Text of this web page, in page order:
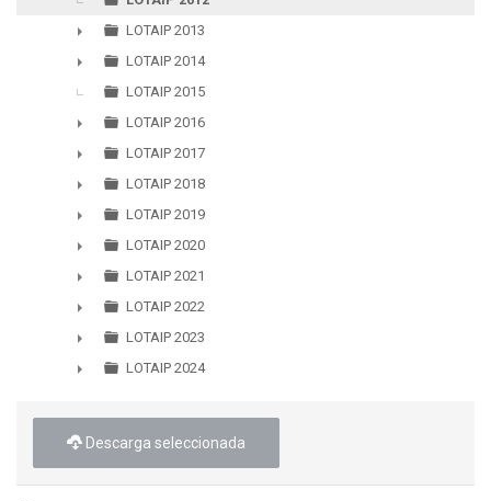
►
LOTAIP 2013
►
LOTAIP 2014
LOTAIP 2015
►
LOTAIP 2016
►
LOTAIP 2017
►
LOTAIP 2018
►
LOTAIP 2019
►
LOTAIP 2020
►
LOTAIP 2021
►
LOTAIP 2022
►
LOTAIP 2023
LOTAIP 2024
Descarga seleccionada